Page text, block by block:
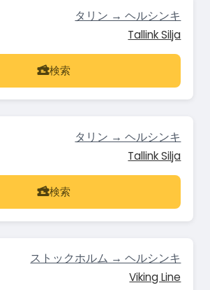
タリン → ヘルシンキ
Tallink Silja
検索
タリン → ヘルシンキ
Tallink Silja
検索
ストックホルム → ヘルシンキ
Viking Line